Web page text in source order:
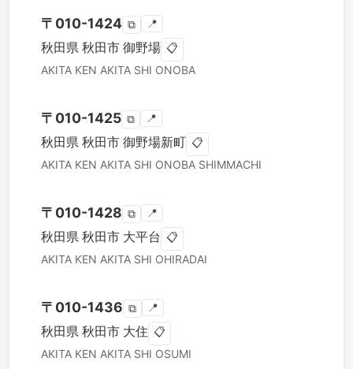
〒 010-1424 ⧉ 📍
秋田県 秋田市 御野場 📋
AKITA KEN AKITA SHI ONOBA
〒 010-1425 ⧉ 📍
秋田県 秋田市 御野場新町 📋
AKITA KEN AKITA SHI ONOBA SHIMMACHI
〒 010-1428 ⧉ 📍
秋田県 秋田市 大平台 📋
AKITA KEN AKITA SHI OHIRADAI
〒 010-1436 ⧉ 📍
秋田県 秋田市 大住 📋
AKITA KEN AKITA SHI OSUMI